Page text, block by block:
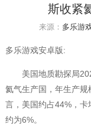
斯收紧
来源： 多乐游
多乐游戏安卓版:
美国地质勘探局
氦气生产国，年生产
言，美国约占44%，
约为6%。